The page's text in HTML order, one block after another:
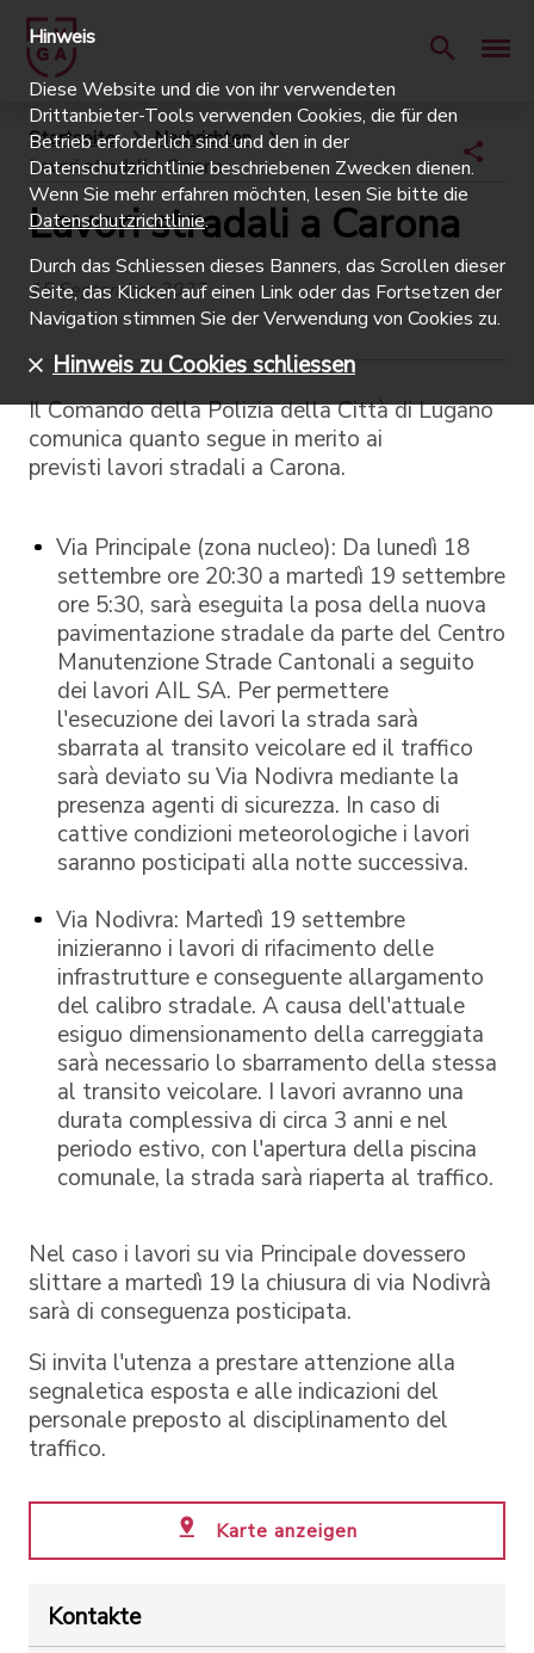
Startseite
Nachrichten
Lavori stradali a Carona
Lavori stradali a Carona
15 September 2023
Il Comando della Polizia della Città di Lugano
comunica quanto segue in merito ai
previsti lavori stradali a Carona.
Via Principale (zona nucleo): Da lunedì 18
settembre ore 20:30 a martedì 19 settembre
ore 5:30, sarà eseguita la posa della nuova
pavimentazione stradale da parte del Centro
Manutenzione Strade Cantonali a seguito
dei lavori AIL SA. Per permettere
l'esecuzione dei lavori la strada sarà
sbarrata al transito veicolare ed il traffico
sarà deviato su Via Nodivra mediante la
presenza agenti di sicurezza. In caso di
cattive condizioni meteorologiche i lavori
saranno posticipati alla notte successiva.
Via Nodivra: Martedì 19 settembre
inizieranno i lavori di rifacimento delle
infrastrutture e conseguente allargamento
del calibro stradale. A causa dell'attuale
esiguo dimensionamento della carreggiata
sarà necessario lo sbarramento della stessa
al transito veicolare. I lavori avranno una
durata complessiva di circa 3 anni e nel
periodo estivo, con l'apertura della piscina
comunale, la strada sarà riaperta al traffico.
Nel caso i lavori su via Principale dovessero
slittare a martedì 19 la chiusura di via Nodivrà
sarà di conseguenza posticipata.
Si invita l'utenza a prestare attenzione alla
segnaletica esposta e alle indicazioni del
personale preposto al disciplinamento del
traffico.
Karte anzeigen
Kontakte
Hinweis
Diese Website und die von ihr verwendeten
Drittanbieter-Tools verwenden Cookies, die für den
Betrieb erforderlich sind und den in der
Datenschutzrichtlinie beschriebenen Zwecken dienen.
Wenn Sie mehr erfahren möchten, lesen Sie bitte die
Datenschutzrichtlinie.
Durch das Schliessen dieses Banners, das Scrollen dieser
Seite, das Klicken auf einen Link oder das Fortsetzen der
Navigation stimmen Sie der Verwendung von Cookies zu.
Hinweis zu Cookies schliessen